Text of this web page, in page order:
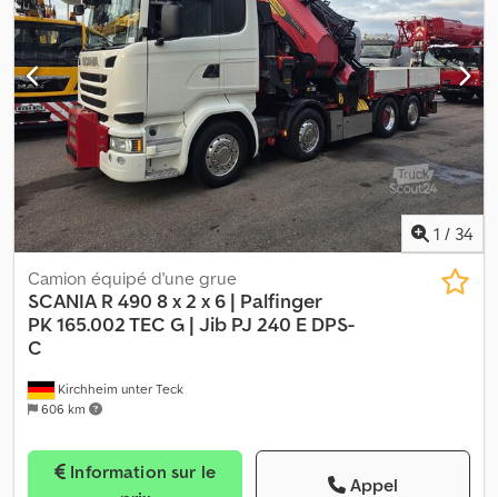
1 / 34
Kirchheim unter Teck
606 km
Camion équipé d'une grue
SCANIA R 490 8 x 2 x 6 | Palfinger
PK165.002 TEC G | Jib PJ 240 E DPS-
C
Appel